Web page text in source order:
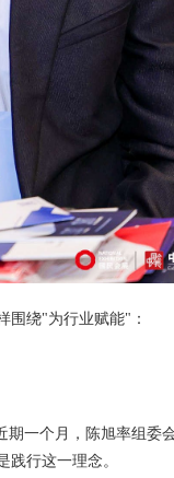
围绕"为行业赋能"：
一个月，陈旭率组委
行这一理念。